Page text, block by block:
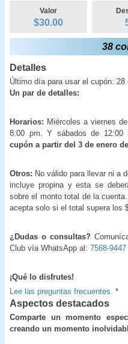
Valor
$30.00
38
Detalles
Último día para usar el cupón: 28
Un par de detalles:
Horarios: Miércoles a viernes
8:00 pm. Y sábados de 12:00
cupón a partir del 3 de enero
Otros: No válido para llevar ni a
incluye propina y esta se
sobre el monto total de la
acepta solo si el total supera los
¿Dudas o consultas?
Club vía WhatsApp al: 7568-9447
¡Qué lo disfrutes!
Lee las preguntas frecuentes. *
Aspectos destacados
Comparte un momento
creando un momento